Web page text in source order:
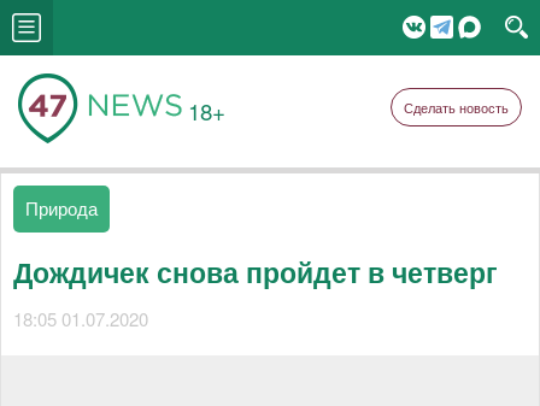
18+ Сделать новость
Природа
Дождичек снова пройдет в четверг
18:05 01.07.2020